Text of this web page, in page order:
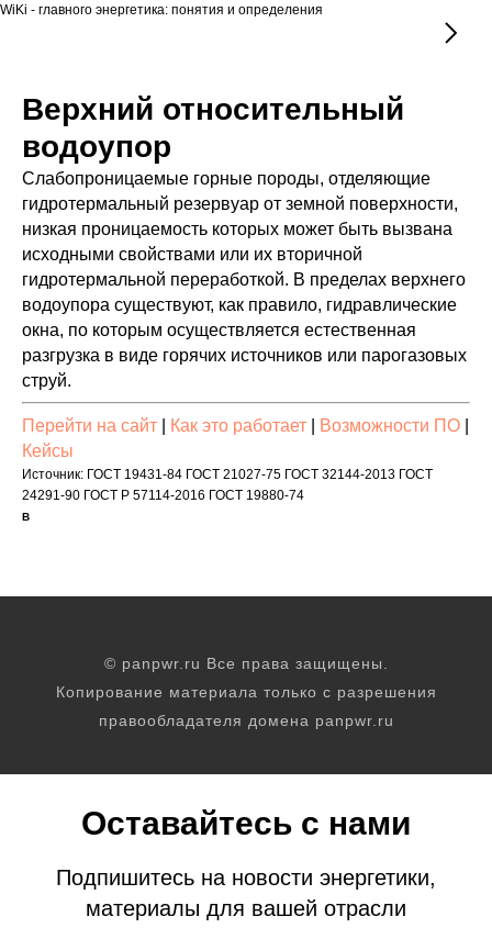
WiKi - главного энергетика: понятия и определения
Верхний относительный
водоупор
Слабопроницаемые горные породы, отделяющие
гидротермальный резервуар от земной поверхности,
низкая проницаемость которых может быть вызвана
исходными свойствами или их вторичной
гидротермальной переработкой. В пределах верхнего
водоупора существуют, как правило, гидравлические
окна, по которым осуществляется естественная
разгрузка в виде горячих источников или парогазовых
струй.
Перейти на сайт Как это работает Возможности ПО
Кейсы
Источник: ГОСТ 19431-84 ГОСТ 21027-75 ГОСТ 32144-2013 ГОСТ
24291-90 ГОСТ Р 57114-2016 ГОСТ 19880-74
В
© panpwr.ru Все права защищены.
Копирование материала только с разрешения
правообладателя домена panpwr.ru
Оставайтесь с нами
Подпишитесь на новости энергетики,
материалы для вашей отрасли